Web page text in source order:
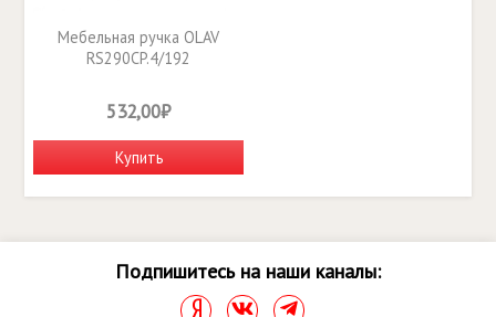
Мебельная ручка OLAV
RS290CP.4/192
532,00₽
Купить
Подпишитесь на наши каналы: